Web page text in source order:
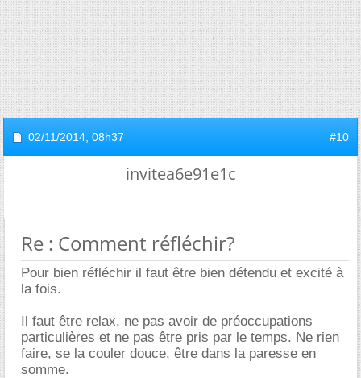
02/11/2014, 08h37 #10
invitea6e91e1c
Re : Comment réfléchir?
Pour bien réfléchir il faut être bien détendu et excité à
la fois.
Il faut être relax, ne pas avoir de préoccupations
particulières et ne pas être pris par le temps. Ne rien
faire, se la couler douce, être dans la paresse en
somme.